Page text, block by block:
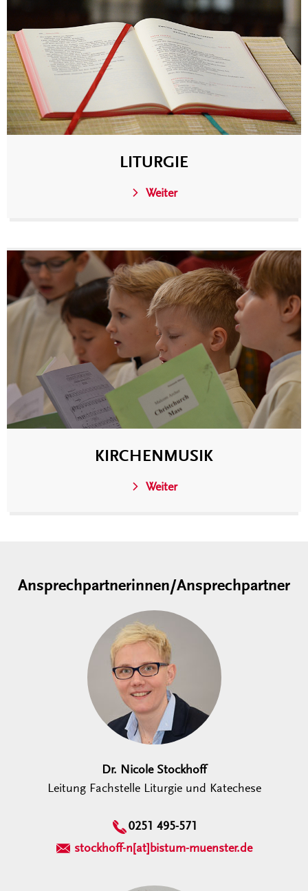
LITURGIE
Weiter
KIRCHENMUSIK
Weiter
Ansprechpartnerinnen/Ansprechpartner
Dr. Nicole Stockhoff
Leitung Fachstelle Liturgie und Katechese
0251 495-571
stockhoff-n[at]bistum-muenster.de